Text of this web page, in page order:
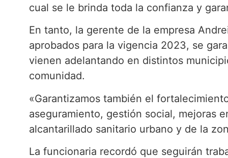
cual se le brinda toda la confianza y
En tanto, la gerente de la empresa
aprobados para la vigencia 2023, se
vienen adelantando en distintos
comunidad.
«Garantizamos también el
aseguramiento, gestión social, mejoras
alcantarillado sanitario urbano y de la
La funcionaria recordó que seguirán